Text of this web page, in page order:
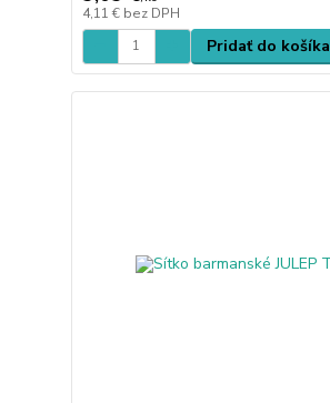
4,11 € bez DPH
Pridať do košíka